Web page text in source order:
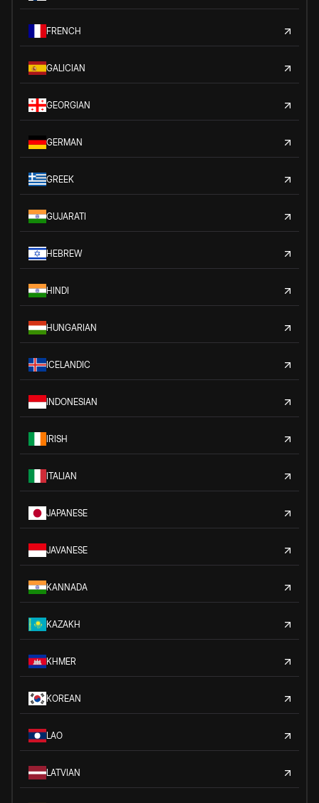
FRENCH
GALICIAN
GEORGIAN
GERMAN
GREEK
GUJARATI
HEBREW
HINDI
HUNGARIAN
ICELANDIC
INDONESIAN
IRISH
ITALIAN
JAPANESE
JAVANESE
KANNADA
KAZAKH
KHMER
KOREAN
LAO
LATVIAN